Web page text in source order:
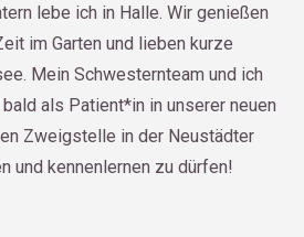
lebe ich in Halle. Wir genießen
im Garten und lieben kurze
Mein Schwesternteam und ich
als Patient*in in unserer neuen
Zweigstelle in der Neustädter
und kennenlernen zu dürfen!